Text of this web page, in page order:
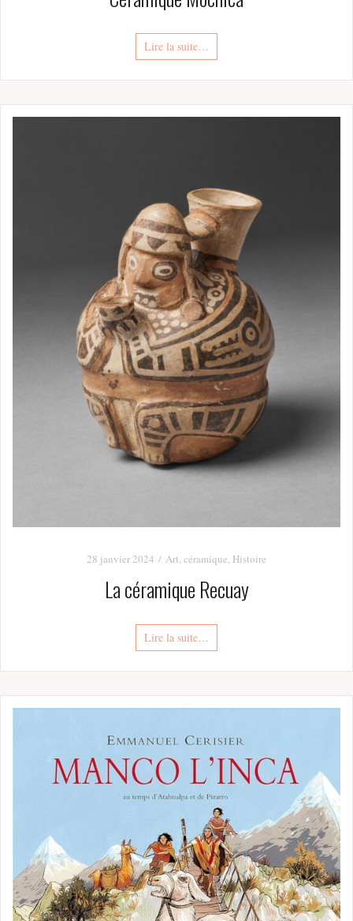
Lire la suite…
28 janvier 2024 Art,céramique, Histoire
La céramique Recuay
Lire la suite…